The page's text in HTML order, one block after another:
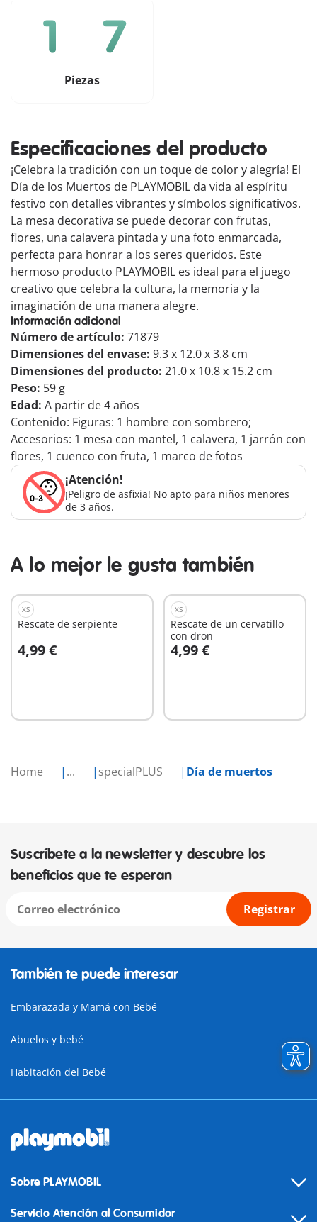
Home ... specialPLUS Día de muertos
Piezas
Especificaciones del producto
¡Celebra la tradición con un toque de color y alegría! El
Día de los Muertos de PLAYMOBIL da vida al espíritu
festivo con detalles vibrantes y símbolos significativos.
La mesa decorativa se puede decorar con frutas,
flores, una calavera pintada y una foto enmarcada,
perfecta para honrar a los seres queridos. Este
hermoso producto PLAYMOBIL es ideal para el juego
creativo que celebra la cultura, la memoria y la
imaginación de una manera alegre.
Información adicional
Número de artículo: 71879
Dimensiones del envase: 9.3 x 12.0 x 3.8 cm
Dimensiones del producto: 21.0 x 10.8 x 15.2 cm
Peso: 59 g
Edad: A partir de 4 años
Contenido: Figuras: 1 hombre con sombrero;
Accesorios: 1 mesa con mantel, 1 calavera, 1 jarrón con
flores, 1 cuenco con fruta, 1 marco de fotos
¡Atención!
¡Peligro de asfixia! No apto para niños menores
de 3 años.
A lo mejor le gusta también
XS
Rescate de serpiente
4,99 €
A la cesta
XS
Rescate de un cervatillo
con dron
4,99 €
A la cesta
Suscríbete a la newsletter y descubre los
beneficios que te esperan
Registrar
También te puede interesar
Embarazada y Mamá con Bebé
Abuelos y bebé
Habitación del Bebé
Sobre PLAYMOBIL
Servicio Atención al Consumidor